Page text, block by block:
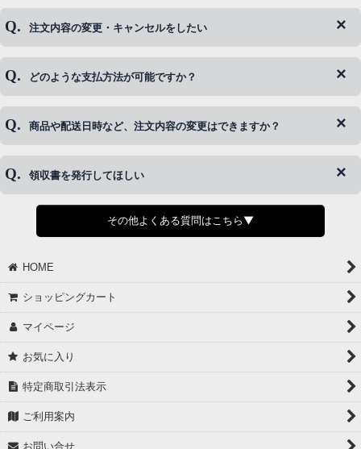
◆下記ページより、ログインIDの変更が可能です。
注文内容の変更・キャンセルをしたい
◆即日発送を行なっている関係上、午後以降のご連絡やキャンセル
※発送後、発送準備が完了しお手続きが間に合わない場合は変更、
どのような支払方法が可能ですか？
◆代金引換・クレジットカード・携帯キャリア決済・おねだり決
商品や配送日時など、注文内容の変更はできますか？
◆商品発送前の変更は承っております。
さい。
領収書を発行してほしい
◆領収書はご希望頂いた場合のみ発行しております。
【これからご注文する場合】
願いします。
②宛名（空欄は上様は不可）
③但し書き（空欄やお品代は不可）
【すでにご注文が完了している場合】
①お電話・メール・LINEにて領収書希望の連絡をお願い致します
②後日、郵送にて領収書を送らせて頂きます。
その他よくある質問はこちら▼
HOME
ショッピングカート
マイページ
お気に入り
特定商取引法表示
ご利用案内
お問い合せ